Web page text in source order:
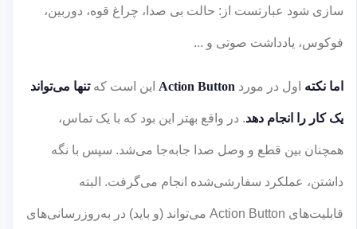
سازی شود عبارتست از: حالت بی صدا، چراغ قوه، دوربین،
فوکوس، یادداشت صوتی و ...
اما نکته اول در مورد Action Button این است که تنها می‌تواند
یک کار را انجام دهد. در واقع بهتر این بود که با یک تماس،
همچنان بین قطع و وصل صدا جابه‌جا می‌شد. سپس با نگه
داشتن، عملکرد سفارشی‌شده انجام می‌گرفت. البته
قابلیت‌های Action Button می‌تواند (و باید) در به‌روزرسانی‌های